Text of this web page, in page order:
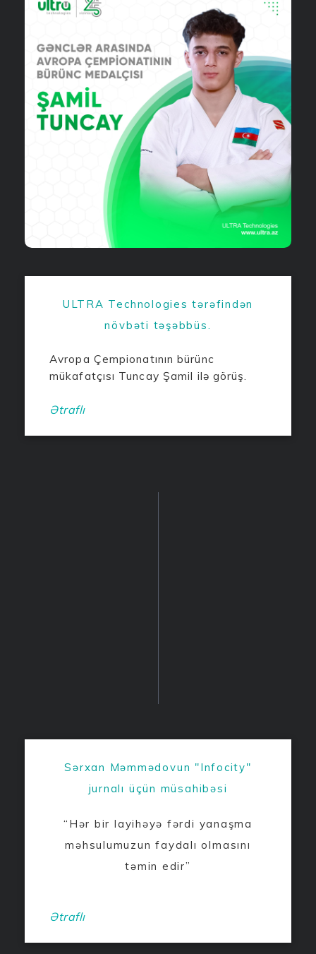
ULTRA Technologies tərəfindən
növbəti təşəbbüs.
Avropa Çempionatının bürünc
mükafatçısı Tuncay Şamil ilə görüş.
Ətraflı
Sərxan Məmmədovun "Infocity"
jurnalı üçün müsahibəsi
“Hər bir layihəyə fərdi yanaşma
məhsulumuzun faydalı olmasını
təmin edir”
Ətraflı